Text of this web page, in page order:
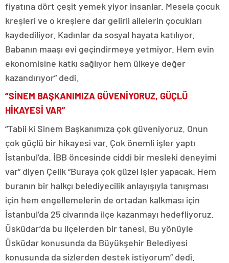
fiyatına dört çeşit yemek yiyor insanlar. Mesela çocuk
kreşleri ve o kreşlere dar gelirli ailelerin çocukları
kaydediliyor. Kadınlar da sosyal hayata katılıyor.
Babanın maaşı evi geçindirmeye yetmiyor. Hem evin
ekonomisine katkı sağlıyor hem ülkeye değer
kazandırıyor” dedi.
“SİNEM BAŞKANIMIZA GÜVENİYORUZ, GÜÇLÜ
HİKAYESİ VAR”
“Tabii ki Sinem Başkanımıza çok güveniyoruz. Onun
çok güçlü bir hikayesi var. Çok önemli işler yaptı
İstanbul’da. İBB öncesinde ciddi bir mesleki deneyimi
var” diyen Çelik “Buraya çok güzel işler yapacak. Hem
buranın bir halkçı belediyecilik anlayışıyla tanışması
için hem engellemelerin de ortadan kalkması için
İstanbul’da 25 civarında ilçe kazanmayı hedefliyoruz.
Üsküdar’da bu ilçelerden bir tanesi. Bu yönüyle
Üsküdar konusunda da Büyükşehir Belediyesi
konusunda da sizlerden destek istiyorum” dedi.